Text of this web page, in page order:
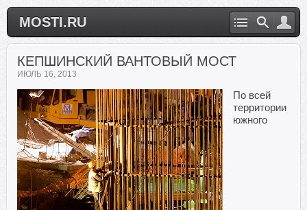
MOSTI.RU
КЕПШИНСКИЙ ВАНТОВЫЙ МОСТ
ИЮЛЬ 16, 2013
По всей
территории
южного